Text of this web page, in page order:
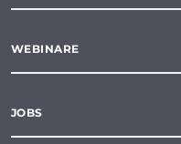
WEBINARE
JOBS